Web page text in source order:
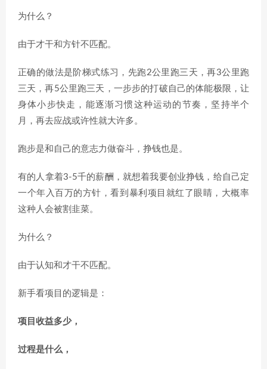
为什么？
由于才干和方针不匹配。
正确的做法是阶梯式练习，先跑2公里跑三天，再3公里跑
三天，再5公里跑三天，一步步的打破自己的体能极限，让
身体小步快走，能逐渐习惯这种运动的节奏，坚持半个
月，再去应战或许性就大许多。
跑步是和自己的意志力做奋斗，挣钱也是。
有的人拿着3-5千的薪酬，就想着我要创业挣钱，给自己定
一个年入百万的方针，看到暴利项目就红了眼睛，大概率
这种人会被割韭菜。
为什么？
由于认知和才干不匹配。
新手看项目的逻辑是：
项目收益多少，
过程是什么，